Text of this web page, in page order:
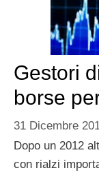
Gestori
borse
31 Dicembre
Dopo un 2012
con rialzi